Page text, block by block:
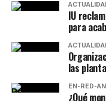
IU
para
las
EN-RED-
¿Qué